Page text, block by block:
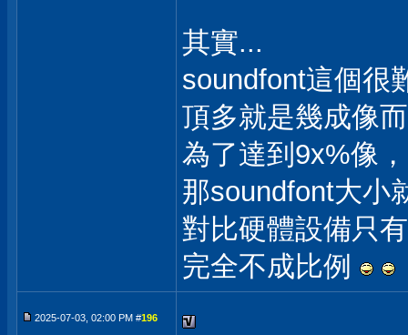
其實...
soundfont這個很
頂多就是幾成像
為了達到9x%像，
那soundfont大小
對比硬體設備只
完全不成比例
2025-07-03, 02:00 PM #196